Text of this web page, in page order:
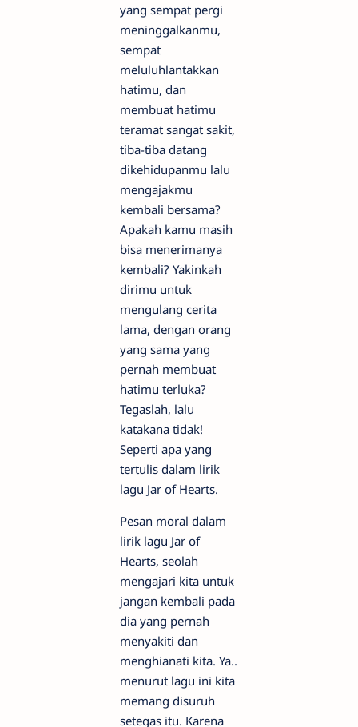
yang sempat pergi
meninggalkanmu,
sempat
meluluhlantakkan
hatimu, dan
membuat hatimu
teramat sangat sakit,
tiba-tiba datang
dikehidupanmu lalu
mengajakmu
kembali bersama?
Apakah kamu masih
bisa menerimanya
kembali? Yakinkah
dirimu untuk
mengulang cerita
lama, dengan orang
yang sama yang
pernah membuat
hatimu terluka?
Tegaslah, lalu
katakana tidak!
Seperti apa yang
tertulis dalam lirik
lagu Jar of Hearts.
Pesan moral dalam
lirik lagu Jar of
Hearts, seolah
mengajari kita untuk
jangan kembali pada
dia yang pernah
menyakiti dan
menghianati kita. Ya..
menurut lagu ini kita
memang disuruh
setegas itu. Karena